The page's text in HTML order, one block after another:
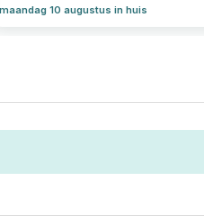
maandag 10 augustus in huis